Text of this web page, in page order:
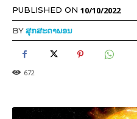
PUBLISHED ON 10/10/2022
BYສຸກສະດາພອນ
672